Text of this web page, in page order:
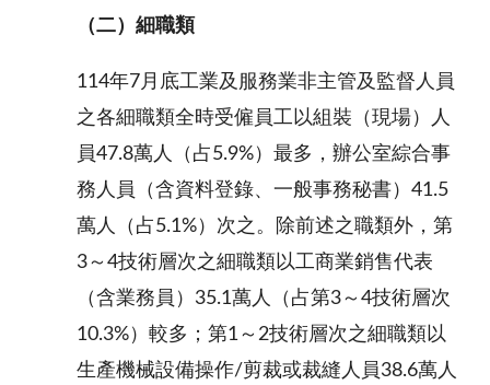
（二）細職類
114年7月底工業及服務業非主管及監督人員
之各細職類全時受僱員工以組裝（現場）人
員47.8萬人（占5.9%）最多，辦公室綜合事
務人員（含資料登錄、一般事務秘書） 41.5
萬人（占5.1%）次之。除前述之職類外，第
3～ 4技術層次之細職類以工商業銷售代表
（含業務員） 35.1萬人（占第3～ 4技術層次
10.3%）較多；第1～ 2技術層次之細職類以
生產機械設備操作/剪裁或裁縫人員38.6萬人